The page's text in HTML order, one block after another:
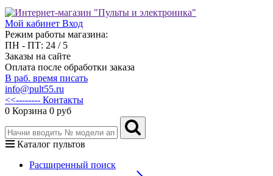
Мой кабинет Вход
Режим работы магазина:
ПН - ПТ: 24 / 5
Заказы на сайте
Оплата после обработки заказа
В раб. время писать
info@pult55.ru
<<-------- Контакты
0 Корзина 0 руб
Каталог пультов
Расширенный поиск